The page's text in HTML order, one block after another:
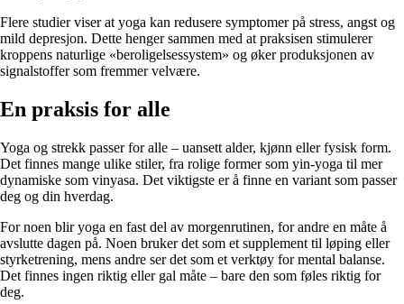
Flere studier viser at yoga kan redusere symptomer på stress, angst og
mild depresjon. Dette henger sammen med at praksisen stimulerer
kroppens naturlige «beroligelsessystem» og øker produksjonen av
signalstoffer som fremmer velvære.
En praksis for alle
Yoga og strekk passer for alle – uansett alder, kjønn eller fysisk form.
Det finnes mange ulike stiler, fra rolige former som yin-yoga til mer
dynamiske som vinyasa. Det viktigste er å finne en variant som passer
deg og din hverdag.
For noen blir yoga en fast del av morgenrutinen, for andre en måte å
avslutte dagen på. Noen bruker det som et supplement til løping eller
styrketrening, mens andre ser det som et verktøy for mental balanse.
Det finnes ingen riktig eller gal måte – bare den som føles riktig for
deg.